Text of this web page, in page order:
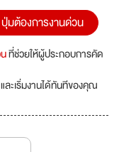
มต้องการงานด่วน
ที่ช่วยให้ผู้ประกอบการคัด
ะเริ่มงานได้ทันทีของคุณ